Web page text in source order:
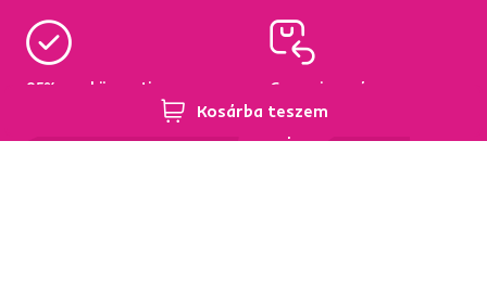
Kosárba teszem
95%-a a központi
raktárkészletről elérhető
Garancia az áru
visszatérítésére 60